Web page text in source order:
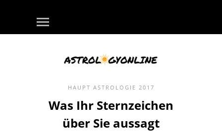
HAUPT ASTROLOGIE 2017
Was Ihr Sternzeichen
über Sie aussagt